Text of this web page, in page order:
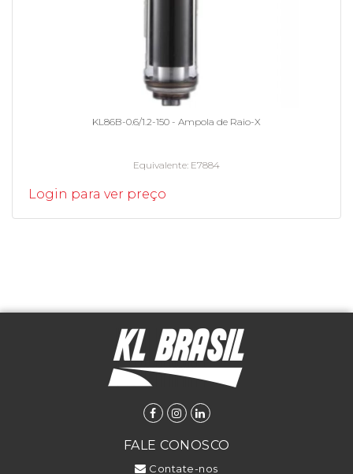
KL86B-0.6/1.2-150 - Ampola de Raio-X
Equivalente E7884
Login para ver preço
FALE CONOSCO
Contate-nos